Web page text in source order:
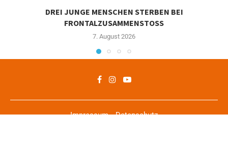
DREI JUNGE MENSCHEN STERBEN BEI
FRONTALZUSAMMENSTOSS
7. August 2026
Impressum Datenschutz